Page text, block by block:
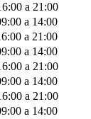
a 21:00
a 14:00
a 21:00
a 14:00
a 21:00
a 14:00
a 21:00
a 14:00